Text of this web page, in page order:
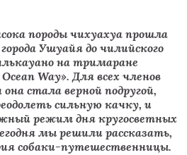
породы чихуахуа прошла
Ушуайя до чилийского
на тримаране
Ocean Way». Для всех членов
стала верной подругой,
сильную качку, и
режим дня кругосветных
мы решили рассказать,
собаки-путешественницы.